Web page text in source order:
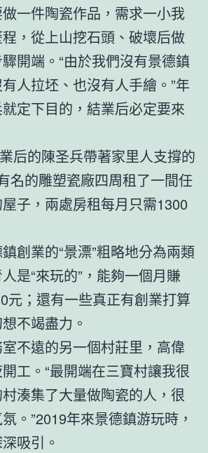
一件陶瓷作品，需求一小我
，從上山挖石頭、破壞后做
開端。“由於我們沒有景德鎮
人拉坯、也沒有人手繪。”年
定下目的，結業后必定要來
后的陳圣兵帶著家里人支撐的
名的雕塑瓷廠四周租了一間任
子，兩處房租每月只需1300
創業的“景漂”粗略地分為兩類
是“來玩的”，能夠一個月賺
元；還有一些真正有創業打算
不竭盡力。
不遠的另一個村莊里，高偉
工。“最開端在三寶村讓我很
湊集了大量做陶瓷的人，很
。”2019年來景德鎮游玩時，
吸引。